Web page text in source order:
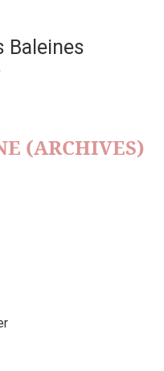
Baleines
(ARCHIVES)